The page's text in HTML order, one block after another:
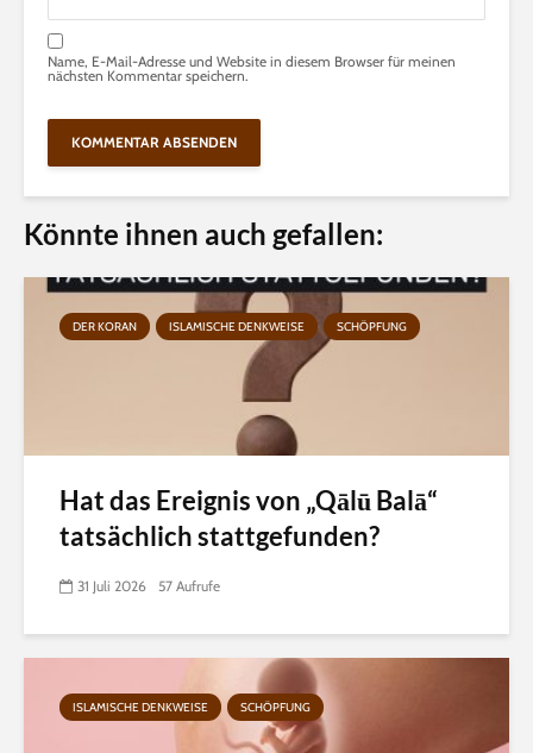
Name, E-Mail-Adresse und Website in diesem Browser für meinen
nächsten Kommentar speichern.
Könnte ihnen auch gefallen:
DER KORAN ISLAMISCHE DENKWEISE SCHÖPFUNG
Hat das Ereignis von „Qālū Balā“
tatsächlich stattgefunden?
31 Juli 2026 57 Aufrufe
ISLAMISCHE DENKWEISE SCHÖPFUNG